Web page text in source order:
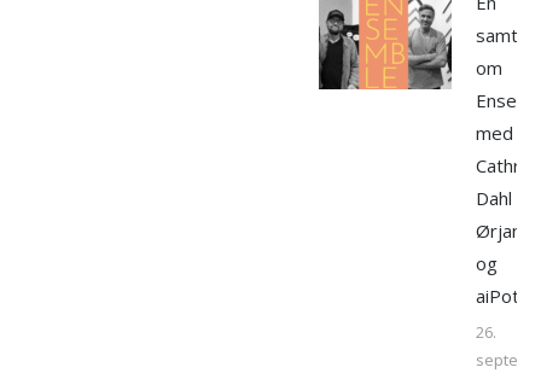
samtale
om
med
Dahl &
Ørjan
og
aiPotiu
26.